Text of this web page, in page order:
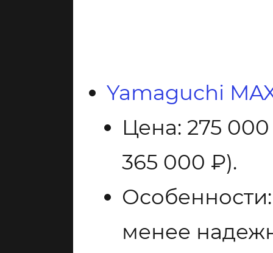
Yamaguchi
Цена: 275
365 000 ₽).
менее